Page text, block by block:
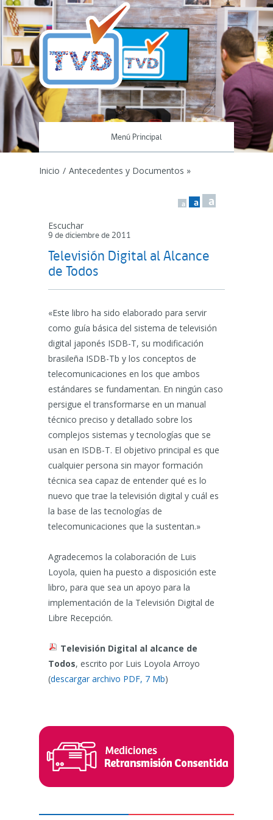
Menú Principal
Inicio / Antecedentes y Documentos »
a a a
Escuchar
9 de diciembre de 2011
Televisión Digital al Alcance
de Todos
«Este libro ha sido elaborado para servir
como guía básica del sistema de televisión
digital japonés ISDB-T, su modificación
brasileña ISDB-Tb y los conceptos de
telecomunicaciones en los que ambos
estándares se fundamentan. En ningún caso
persigue el transformarse en un manual
técnico preciso y detallado sobre los
complejos sistemas y tecnologías que se
usan en ISDB-T. El objetivo principal es que
cualquier persona sin mayor formación
técnica sea capaz de entender qué es lo
nuevo que trae la televisión digital y cuál es
la base de las tecnologías de
telecomunicaciones que la sustentan.»
Agradecemos la colaboración de Luis
Loyola, quien ha puesto a disposición este
libro, para que sea un apoyo para la
implementación de la Televisión Digital de
Libre Recepción.
Televisión Digital al alcance de
Todos, escrito por Luis Loyola Arroyo
(descargar archivo PDF, 7 Mb)